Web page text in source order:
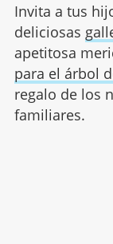
Invita a tus
deliciosas
apetitosa
para el árbol
regalo de los
familiares.